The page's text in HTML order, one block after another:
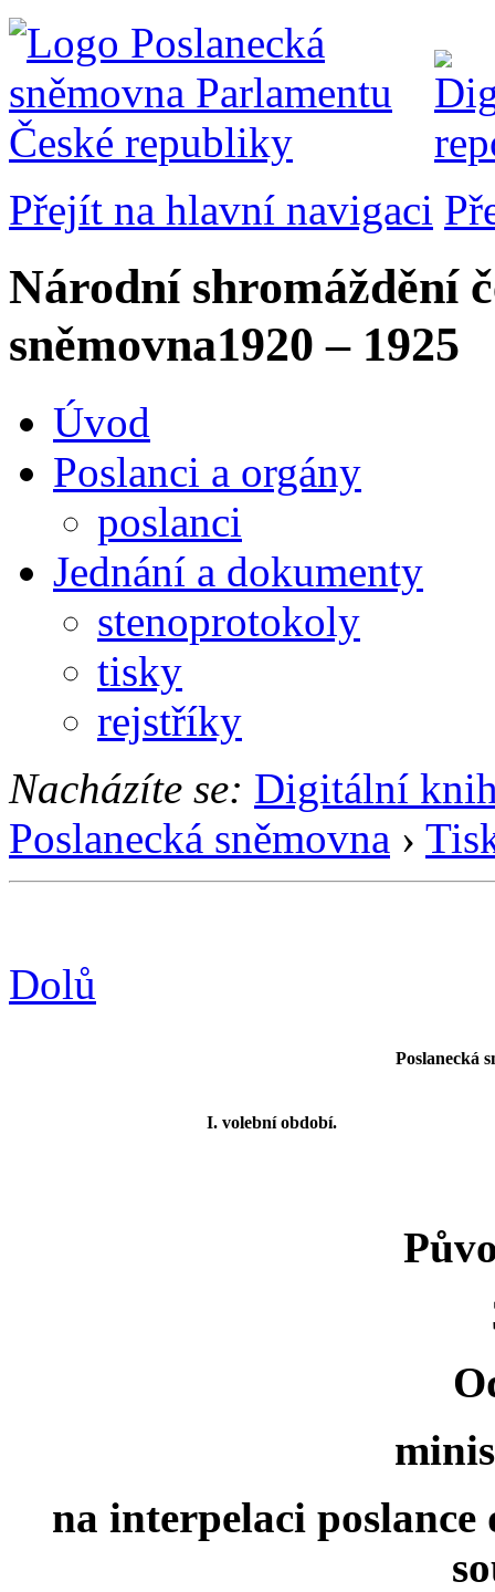
Přejít na hlavní navigaci
Národní shromáždění
sněmovna1920 – 1925
Úvod
Poslanci a orgány
poslanci
Jednání a dokumenty
stenoprotokoly
tisky
rejstříky
Nacházíte se: Digitální
Poslanecká sněmovna ›
Dolů
Poslanecká
I. volební období.
na interpelaci